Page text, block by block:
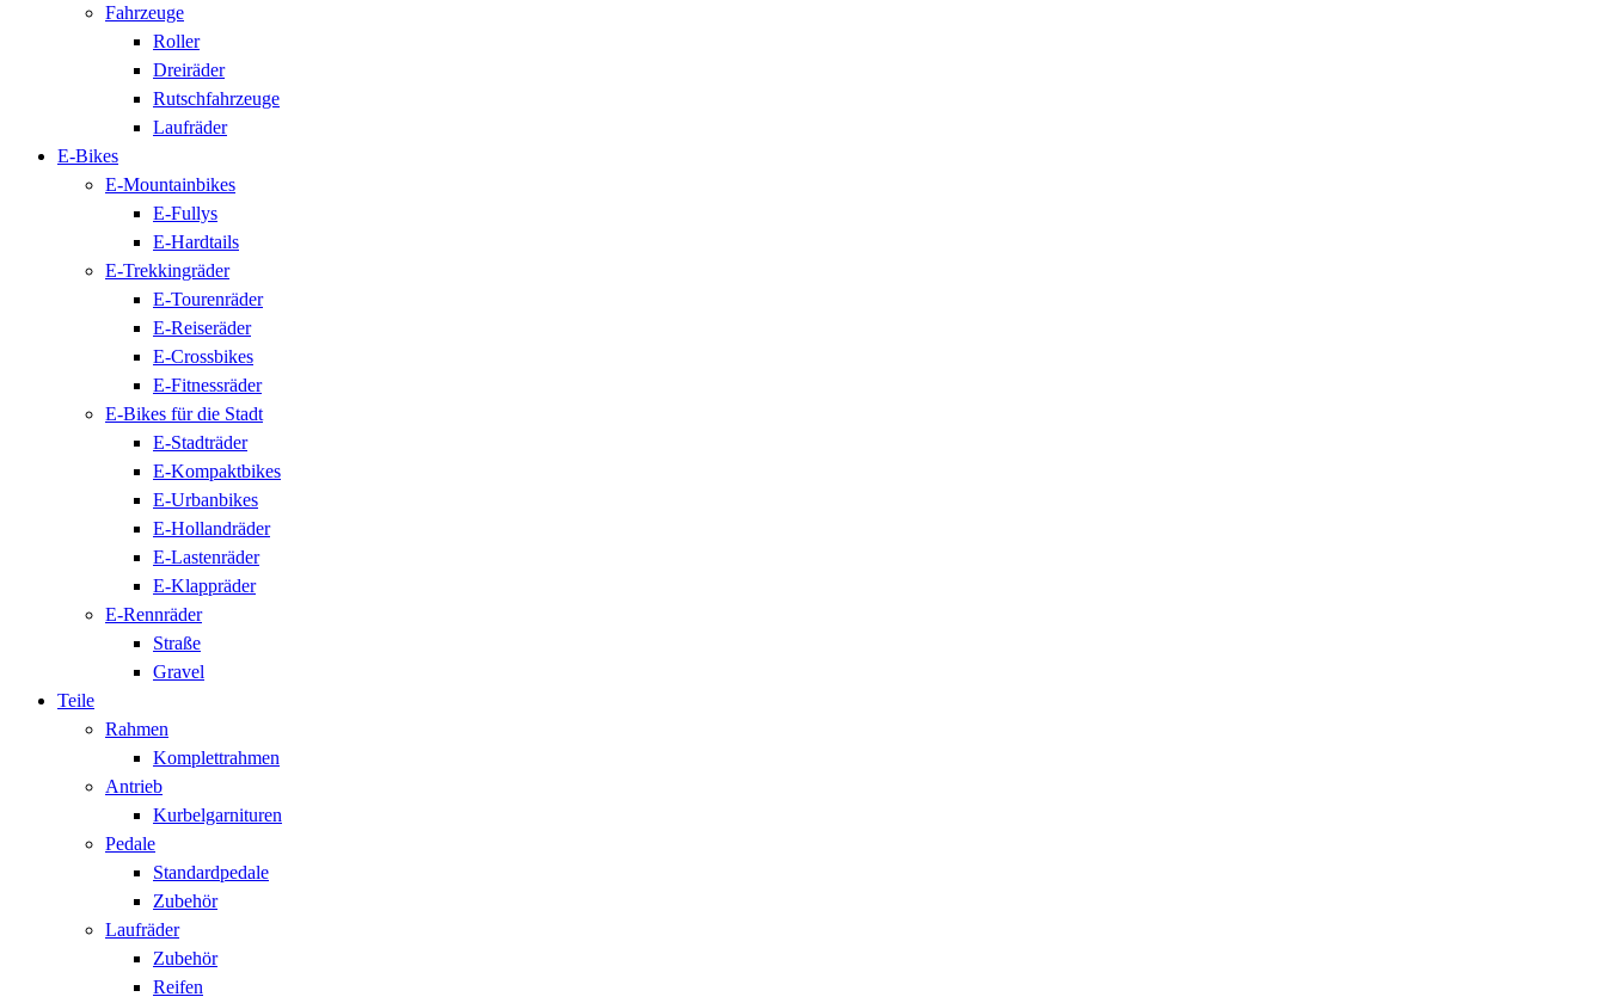
Fahrzeuge
Roller
Dreiräder
Rutschfahrzeuge
Laufräder
E-Bikes
E-Mountainbikes
E-Fullys
E-Hardtails
E-Trekkingräder
E-Tourenräder
E-Reiseräder
E-Crossbikes
E-Fitnessräder
E-Bikes für die Stadt
E-Stadträder
E-Kompaktbikes
E-Urbanbikes
E-Hollandräder
E-Lastenräder
E-Klappräder
E-Rennräder
Straße
Gravel
Teile
Rahmen
Komplettrahmen
Antrieb
Kurbelgarnituren
Pedale
Standardpedale
Zubehör
Laufräder
Zubehör
Reifen